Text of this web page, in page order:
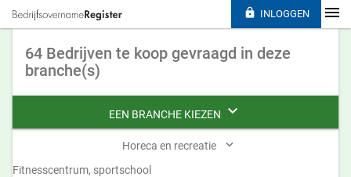
64 Bedrijven te koop gevraagd in deze
branche(s)
EEN BRANCHE KIEZEN 
Horeca en recreatie 
Fitnesscentrum, sportschool
 INLOGGEN